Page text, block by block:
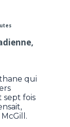
qui
sept fois